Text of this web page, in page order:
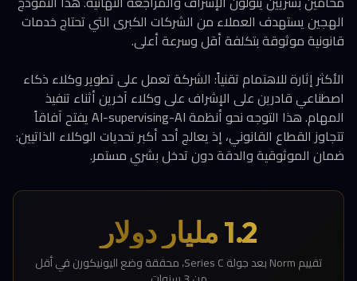
الهجين يستهدف العملاء من الشركات الكبرى التي تحتاج خدمات
قانونية موثوقة بتكلفة أقل وسرعة أعلى.
الأكثر إثارة للاهتمام تقنياً: الشركة تعمل على تطوير وكلاء ذكاء
اصطناعي قادرين على الإشراف على وكلاء آخرين أثناء تنفيذ
المهام. هذا التوجه نحو أنظمة AI-supervising-AI يفتح آفاقاً
تتجاوز القطاع القانوني، إذ يعالج أحد أكبر تحديات الوكلاء الذاتيين:
ضمان الموثوقية والدقة دون تدخل بشري مستمر.
1.2 مليار دولار
تقييم Norm بعد جولة Series C، محققة وضع اليونيكورن في أقل